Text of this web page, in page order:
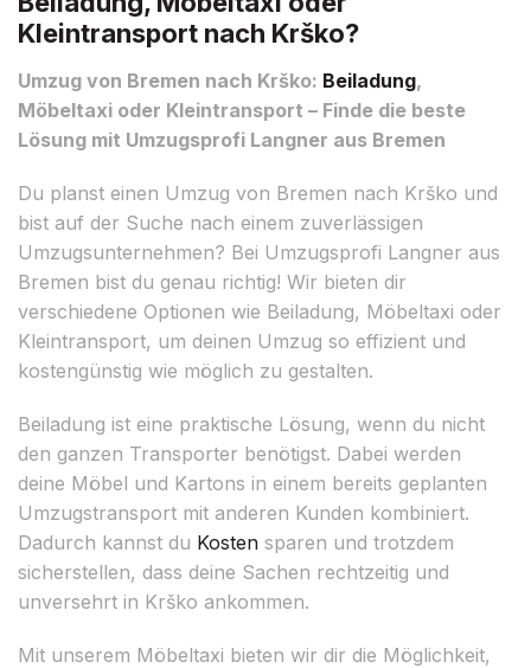
Kleintransport nach Krško?
Umzug von Bremen nach Krško: Beiladung,
Möbeltaxi oder Kleintransport – Finde die beste
Lösung mit Umzugsprofi Langner aus Bremen
Du planst einen Umzug von Bremen nach Krško und
bist auf der Suche nach einem zuverlässigen
Umzugsunternehmen? Bei Umzugsprofi Langner aus
Bremen bist du genau richtig! Wir bieten dir
verschiedene Optionen wie Beiladung, Möbeltaxi oder
Kleintransport, um deinen Umzug so effizient und
kostengünstig wie möglich zu gestalten.
Beiladung ist eine praktische Lösung, wenn du nicht
den ganzen Transporter benötigst. Dabei werden
deine Möbel und Kartons in einem bereits geplanten
Umzugstransport mit anderen Kunden kombiniert.
Dadurch kannst du Kosten sparen und trotzdem
sicherstellen, dass deine Sachen rechtzeitig und
unversehrt in Krško ankommen.
Mit unserem Möbeltaxi bieten wir dir die Möglichkeit,